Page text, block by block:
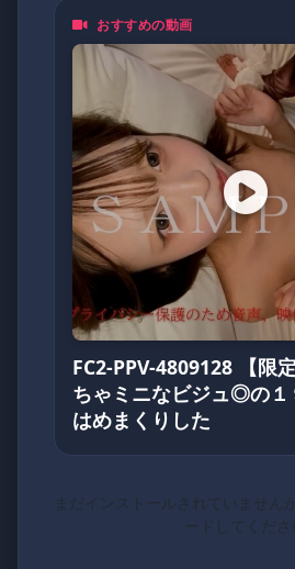
おすすめの動画
FC2-PPV-4809128 【限
ちゃミニなビジュ◎の１
はめまくりした
まだインストールされていません
ードしてくださ